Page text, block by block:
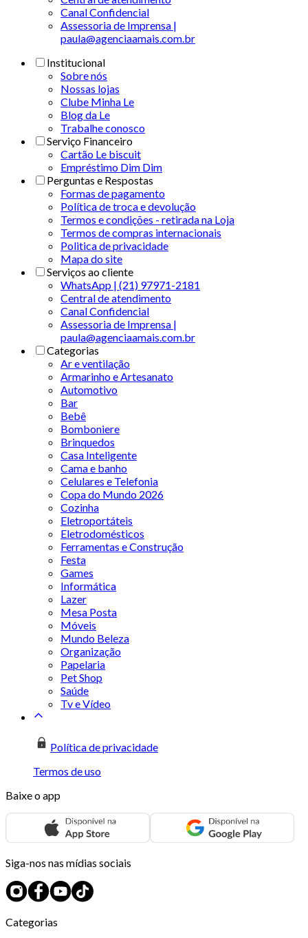
Canal Confidencial
Assessoria de Imprensa |
paula@agenciaamais.com.br
Institucional
Sobre nós
Nossas lojas
Clube Minha Le
Blog da Le
Trabalhe conosco
Serviço Financeiro
Cartão Le biscuit
Empréstimo Dim Dim
Perguntas e Respostas
Formas de pagamento
Política de troca e devolução
Termos e condições - retirada na Loja
Termos de compras internacionais
Politica de privacidade
Mapa do site
Serviços ao cliente
WhatsApp | (21) 97971-2181
Central de atendimento
Canal Confidencial
Assessoria de Imprensa |
paula@agenciaamais.com.br
Categorias
Ar e ventilação
Armarinho e Artesanato
Automotivo
Bar
Bebê
Bomboniere
Brinquedos
Casa Inteligente
Cama e banho
Celulares e Telefonia
Copa do Mundo 2026
Cozinha
Eletroportáteis
Eletrodomésticos
Ferramentas e Construção
Festa
Games
Informática
Lazer
Mesa Posta
Móveis
Mundo Beleza
Organização
Papelaria
Pet Shop
Saúde
Tv e Vídeo
Política de privacidade
Termos de uso
Baixe o app
Siga-nos nas mídias sociais
Categorias